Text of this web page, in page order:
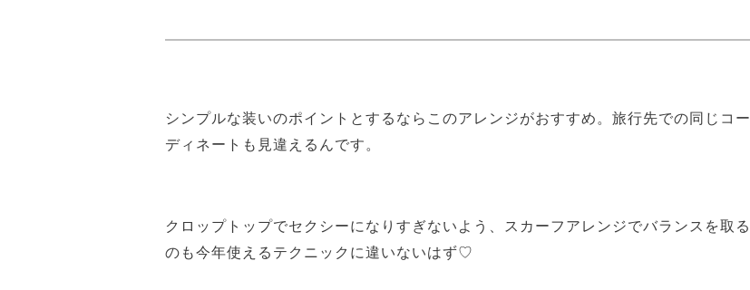
シンプルな装いのポイントとするならこのアレンジがおすすめ。旅行先での同じコー
ディネートも見違えるんです。
クロップトップでセクシーになりすぎないよう、スカーフアレンジでバランスを取る
のも今年使えるテクニックに違いないはず♡